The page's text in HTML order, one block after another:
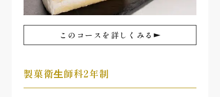
このコースを詳しくみる
製菓衛⽣師科2年制